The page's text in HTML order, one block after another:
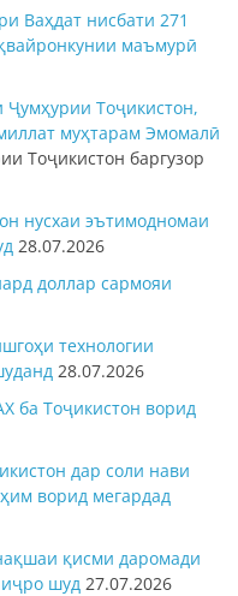
Ваҳдат нисбати 271
маъмурӣ
Ҷумҳурии Тоҷикистон,
муҳтарам Эмомалӣ
Тоҷикистон баргузор
нусхаи эътимодномаи
28.07.2026
доллар сармояи
технологии
28.07.2026
ба Тоҷикистон ворид
дар соли нави
ворид мегардад
қисми даромади
шуд 27.07.2026